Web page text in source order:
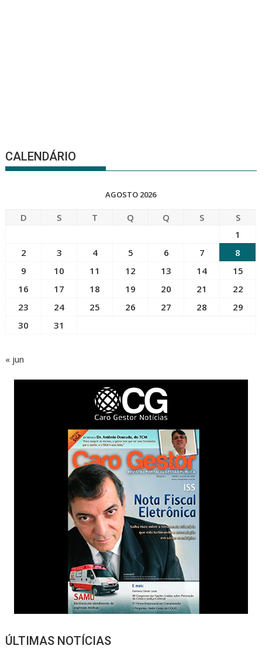
CALENDÁRIO
AGOSTO 2026
D S T Q Q S
S
1
2
3 4 5 6 7
8
9
10 11 12 13 14
15
16
17 18 19 20 21
22
23
24 25 26 27 28
29
30
31
« jun
ÚLTIMAS NOTÍCIAS